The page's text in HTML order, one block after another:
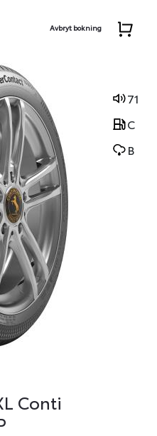
Avbryt bokning
71
C
B
Conti